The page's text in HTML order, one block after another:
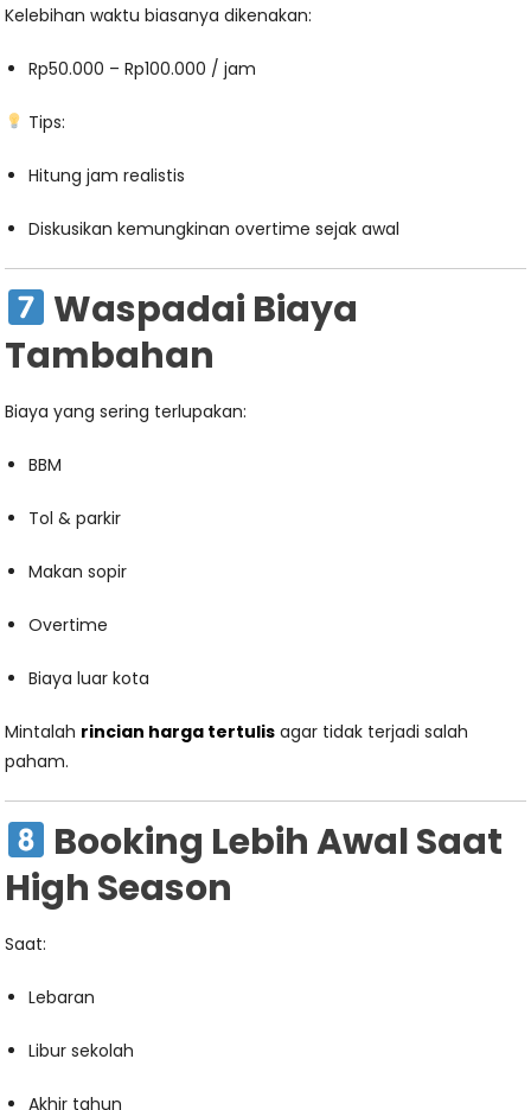
Kelebihan waktu biasanya dikenakan:
Rp50.000 – Rp100.000 / jam
Tips:
Hitung jam realistis
Diskusikan kemungkinan overtime sejak awal
Waspadai Biaya
Tambahan
Biaya yang sering terlupakan:
BBM
Tol & parkir
Makan sopir
Overtime
Biaya luar kota
Mintalah rincian harga tertulis agar tidak terjadi salah
paham.
Booking Lebih Awal Saat
High Season
Saat:
Lebaran
Libur sekolah
Akhir tahun